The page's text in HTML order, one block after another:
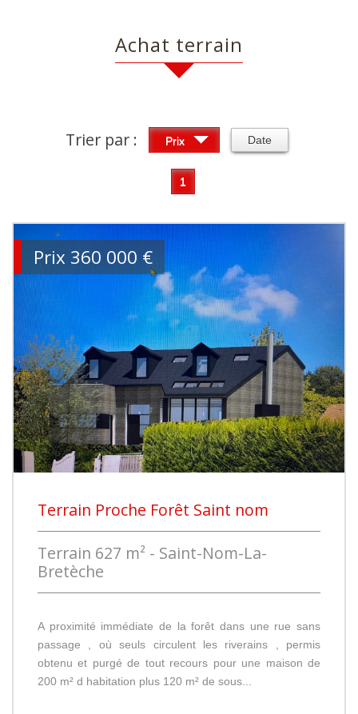
Achat terrain
Trier par : Prix Date
1
Prix 360 000 €
Terrain Proche Forêt Saint nom
Terrain 627 m² - Saint-Nom-La-
Bretèche
A proximité immédiate de la forêt dans une rue sans
passage , où seuls circulent les riverains , permis
obtenu et purgé de tout recours pour une maison de
200 m² d habitation plus 120 m² de sous...